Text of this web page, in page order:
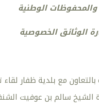
والمحفوظات الوطنية
الوثائق الخصوصية
مع بلدية ظفار
الشيخ سالم بن عوفيت